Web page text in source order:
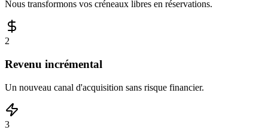
Nous transformons vos créneaux libres en réservations.
2
Revenu incrémental
Un nouveau canal d'acquisition sans risque financier.
3